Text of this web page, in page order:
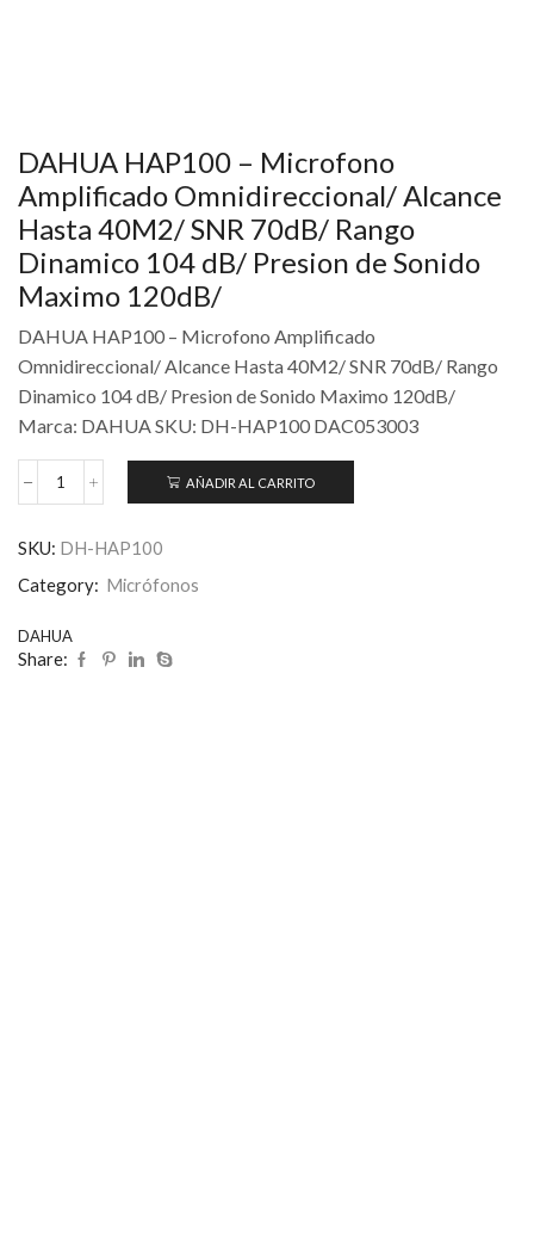
DAHUA HAP100 – Microfono
Amplificado Omnidireccional/ Alcance
Hasta 40M2/ SNR 70dB/ Rango
Dinamico 104 dB/ Presion de Sonido
Maximo 120dB/
DAHUA HAP100 – Microfono Amplificado
Omnidireccional/ Alcance Hasta 40M2/ SNR 70dB/ Rango
Dinamico 104 dB/ Presion de Sonido Maximo 120dB/
Marca: DAHUA SKU: DH-HAP100 DAC053003
AÑADIR AL CARRITO
SKU: DH-HAP100
Category: Micrófonos
DAHUA
Share: